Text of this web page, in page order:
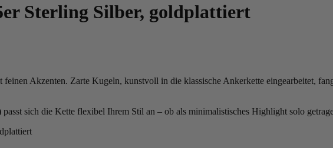
Sterling Silber, goldplattiert
Akzenten. Zarte Kugeln, kunstvoll in die klassische Ankerkette eingearbeitet,
passt sich die Kette flexibel Ihrem Stil an – ob als minimalistisches Highlight solo